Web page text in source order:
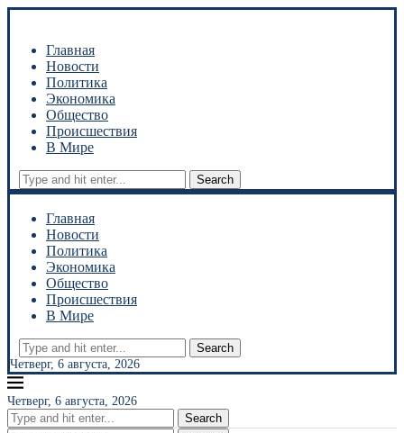
Главная
Новости
Политика
Экономика
Общество
Происшествия
В Мире
Search
Главная
Новости
Политика
Экономика
Общество
Происшествия
В Мире
Search
Четверг, 6 августа, 2026
Четверг, 6 августа, 2026
Search